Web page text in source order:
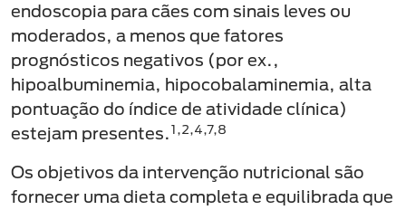
endoscopia para cães com sinais leves ou
moderados, a menos que fatores
prognósticos negativos (por ex.,
hipoalbuminemia, hipocobalaminemia, alta
pontuação do índice de atividade clínica)
estejam presentes.1,2,4,7,8
Os objetivos da intervenção nutricional são
fornecer uma dieta completa e equilibrada que